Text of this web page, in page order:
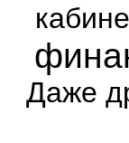
Даже